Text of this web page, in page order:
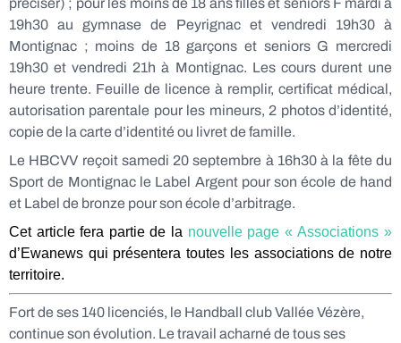
préciser) ; pour les moins de 18 ans filles et seniors F mardi à
19h30 au gymnase de Peyrignac et vendredi 19h30 à
Montignac ; moins de 18 garçons et seniors G mercredi
19h30 et vendredi 21h à Montignac. Les cours durent une
heure trente. Feuille de licence à remplir, certificat médical,
autorisation parentale pour les mineurs, 2 photos d’identité,
copie de la carte d’identité ou livret de famille.
Le HBCVV reçoit samedi 20 septembre à 16h30 à la fête du
Sport de Montignac le Label Argent pour son école de hand
et Label de bronze pour son école d’arbitrage.
Cet article fera partie de la nouvelle page « Associations »
d’Ewanews qui présentera toutes les associations de notre
territoire.
Fort de ses 140 licenciés, le Handball club Vallée Vézère,
continue son évolution. Le travail acharné de tous ses